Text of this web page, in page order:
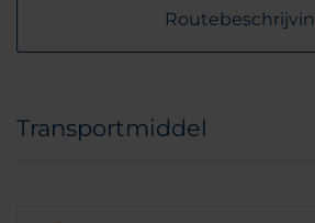
Transportmiddel